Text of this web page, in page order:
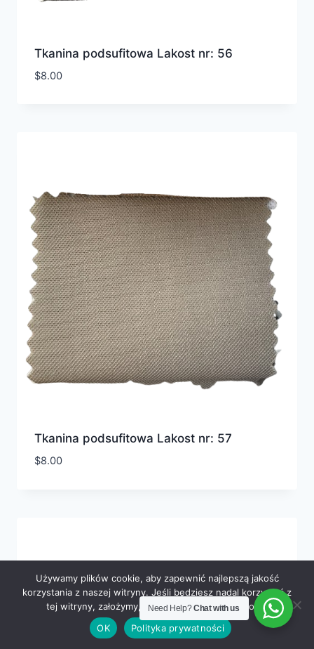
Tkanina podsufitowa Lakost nr: 56
$8.00
Tkanina podsufitowa Lakost nr: 57
$8.00
Need Help?Chat with us
Używamy plików cookie, aby zapewnić najlepszą jakość
korzystania z naszej witryny. Jeśli będziesz nadal korzystać z
tej witryny, założymy, że jesteś z niej zadowolony.
OK
Polityka prywatności